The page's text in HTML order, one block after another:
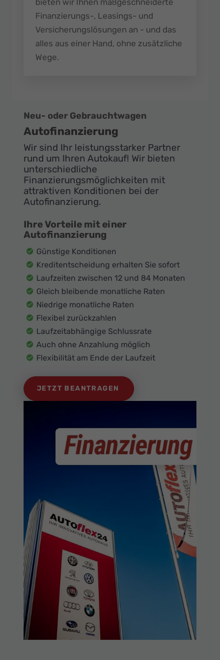
Finanzierungs-, Leasings- und
Versicherungslösungen an - und das
alles aus einer Hand, ohne zusätzliche
Wege.
Neu- oder Gebrauchtwagen
Autofinanzierung
Wir sind Ihr leistungsstarker Partner
rund um Ihren Autokauf! Wir bieten
unterschiedliche
Finanzierungsmöglichkeiten mit
attraktiven Konditionen bei der
Autofinanzierung.
Ihre Vorteile mit einer
Autofinanzierung
Günstige Konditionen
Kreditentscheidung erhalten Sie sofort
Laufzeiten zwischen 12 und 84 Monaten
Gleich bleibende monatliche Raten
Niedrige monatliche Raten
Flexibel zurückzahlen
Laufzeitabhängige Schlussrate
Auch ohne Anzahlung möglich
Flexibilität am Ende der Laufzeit
JETZT BEANTRAGEN